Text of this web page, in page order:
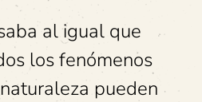
al igual que
los fenómenos
pueden